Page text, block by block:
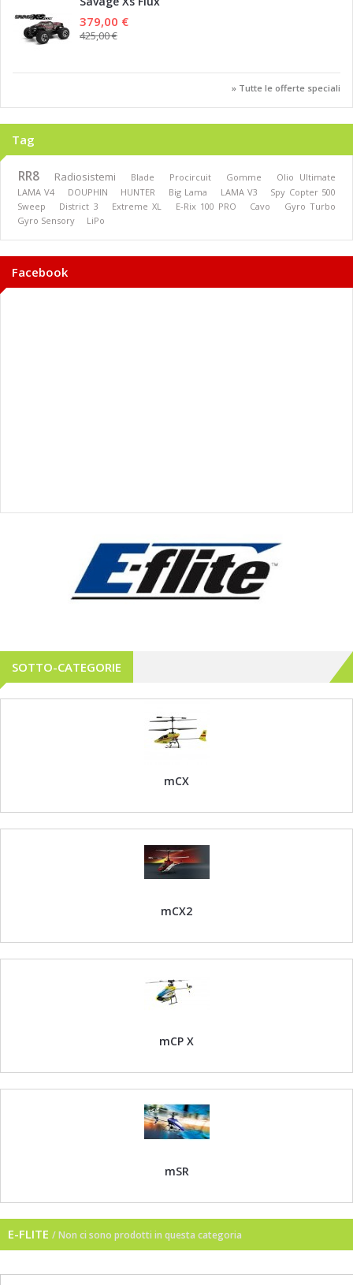
379,00 €
425,00 €
» Tutte le offerte speciali
Tag
RR8 Radiosistemi Blade Procircuit Gomme
Olio Ultimate
LAMA V4
DOUPHIN HUNTER Big Lama LAMA V3
Spy Copter 500
Sweep
District 3 Extreme XL E-Rix 100 PRO Cavo
Gyro Turbo
Gyro Sensory
LiPo
Facebook
SOTTO-CATEGORIE
mCX
mCX2
mCP X
mSR
E-FLITE / Non ci sono prodotti in questa categoria